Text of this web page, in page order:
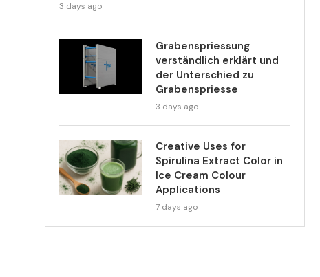
3 days ago
Grabenspriessung
verständlich erklärt und
der Unterschied zu
Grabenspriesse
3 days ago
Creative Uses for
Spirulina Extract Color in
Ice Cream Colour
Applications
7 days ago